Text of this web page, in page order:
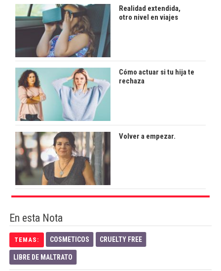
Realidad extendida,
otro nivel en viajes
Cómo actuar si tu hija te
rechaza
Volver a empezar.
En esta Nota
TEMAS: COSMETICOS CRUELTY FREE
LIBRE DE MALTRATO